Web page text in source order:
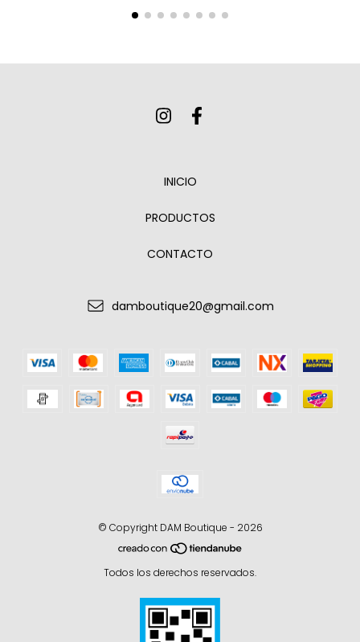
INICIO
PRODUCTOS
CONTACTO
damboutique20@gmail.com
© Copyright DAM Boutique - 2026
Todos los derechos reservados.